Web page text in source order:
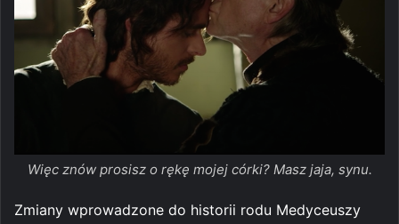
Więc znów prosisz o rękę mojej córki? Masz jaja, synu.
Zmiany wprowadzone do historii rodu Medyceuszy